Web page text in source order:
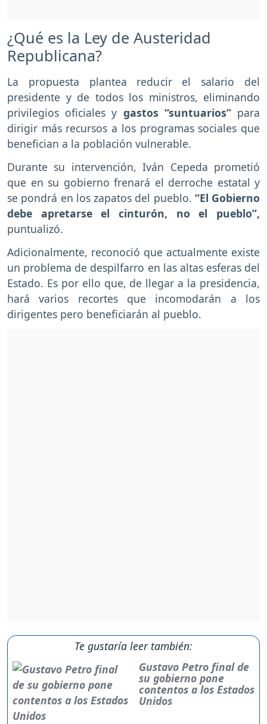
¿Qué es la Ley de Austeridad
Republicana?
La propuesta plantea reducir el salario del
presidente y de todos los ministros, eliminando
privilegios oficiales y gastos “suntuarios” para
dirigir más recursos a los programas sociales que
benefician a la población vulnerable.
Durante su intervención, Iván Cepeda prometió
que en su gobierno frenará el derroche estatal y
se pondrá en los zapatos del pueblo. “El Gobierno
debe apretarse el cinturón, no el pueblo”,
puntualizó.
Adicionalmente, reconoció que actualmente existe
un problema de despilfarro en las altas esferas del
Estado. Es por ello que, de llegar a la presidencia,
hará varios recortes que incomodarán a los
dirigentes pero beneficiarán al pueblo.
Te gustaría leer también:
Gustavo Petro final de
su gobierno pone
contentos a los Estados
Unidos